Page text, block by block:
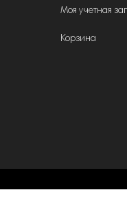
Моя учетная
Корзина